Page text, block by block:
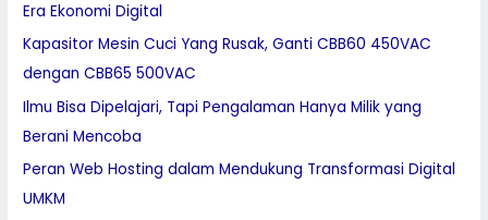
r
:
Era Ekonomi Digital
Kapasitor Mesin Cuci Yang Rusak, Ganti CBB60 450VAC
dengan CBB65 500VAC
Ilmu Bisa Dipelajari, Tapi Pengalaman Hanya Milik yang
Berani Mencoba
Peran Web Hosting dalam Mendukung Transformasi Digital
UMKM